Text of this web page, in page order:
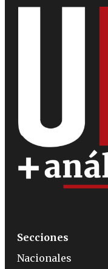
Secciones
Nacionales